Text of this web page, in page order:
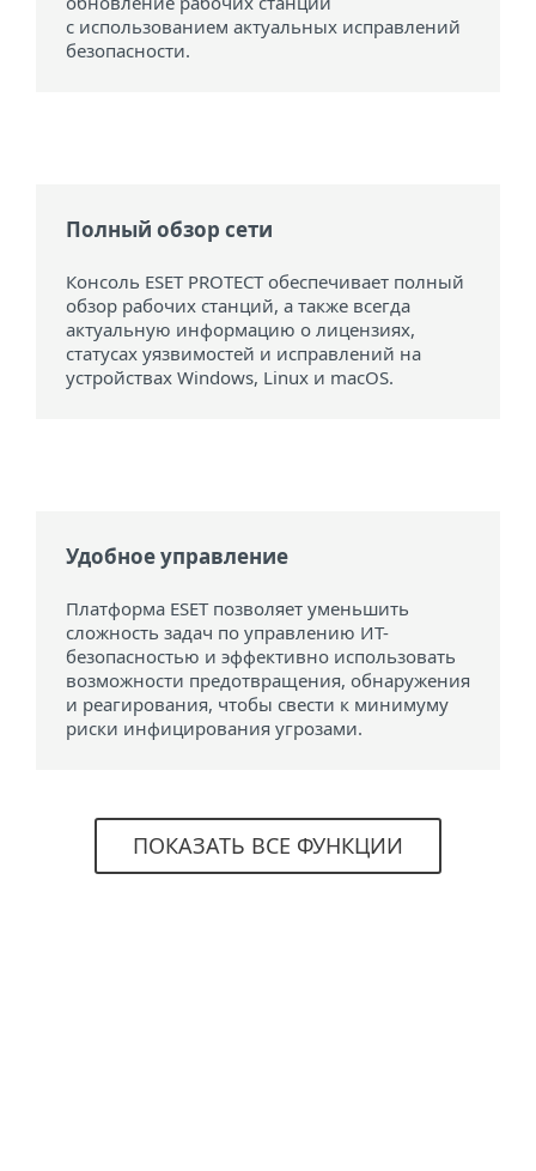
с использованием актуальных исправлений
безопасности.
Полный обзор сети
Консоль ESET PROTECT обеспечивает полный
обзор рабочих станций, а также всегда
актуальную информацию о лицензиях,
статусах уязвимостей и исправлений на
устройствах Windows, Linux и macOS.
Удобное управление
Платформа ESET позволяет уменьшить
сложность задач по управлению ИТ-
безопасностью и эффективно использовать
возможности предотвращения, обнаружения
и реагирования, чтобы свести к минимуму
риски инфицирования угрозами.
ПОКАЗАТЬ ВСЕ ФУНКЦИИ